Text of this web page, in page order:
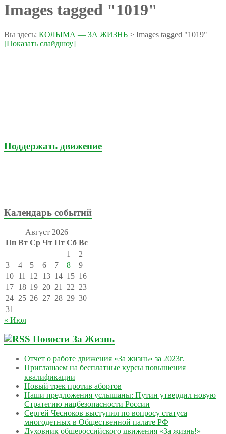
Images tagged "1019"
Вы здесь: КОЛЫМА — ЗА ЖИЗНЬ > Images tagged "1019"
[Показать слайдшоу]
Поддержать движение
Календарь событий
Август 2026
Пн Вт Ср Чт Пт Сб Вс
1
2
3
4 5 6 7 8
9
10 11 12 13 14 15 16
17 18 19 20 21 22 23
24 25 26 27 28 29 30
31
« Июл
Новости За Жизнь
Отчет о работе движения «За жизнь» за 2023г.
Приглашаем на бесплатные курсы повышения
квалификации
Новый трек против абортов
Наши предложения услышаны: Путин утвердил новую
Стратегию нацбезопасности России
Сергей Чесноков выступил по вопросу статуса
многодетных в Общественной палате РФ
Духовник общероссийского движения «За жизнь!»